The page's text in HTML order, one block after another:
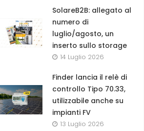
SolareB2B: allegato al
numero di
luglio/agosto, un
inserto sullo storage
14 Luglio 2026
Finder lancia il relè di
controllo Tipo 70.33,
utilizzabile anche su
impianti FV
13 Luglio 2026